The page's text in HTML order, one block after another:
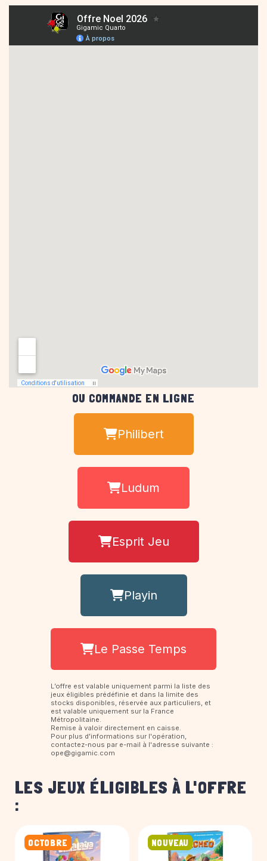
OU COMMANDE EN LIGNE
Philibert
Ludum
Esprit Jeu
Playin
Le Passe Temps
L’offre est valable uniquement parmi la liste des
jeux éligibles prédéfinie et dans la limite des
stocks disponibles, réservée aux particuliers, et
est valable uniquement sur la France
Métropolitaine.
Remise à valoir directement en caisse.
Pour plus d'informations sur l'opération,
contactez-nous par e-mail à l'adresse suivante :
ope@gigamic.com
LES JEUX ÉLIGIBLES À L'OFFRE
:
OCTOBRE NOUVEAU